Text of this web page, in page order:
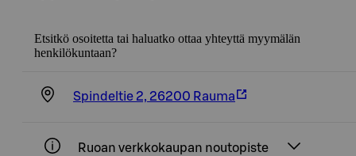
Etsitkö osoitetta tai haluatko ottaa yhteyttä myymälän
henkilökuntaan?
Spindeltie 2, 26200 Rauma
Ruoan verkkokaupan noutopiste